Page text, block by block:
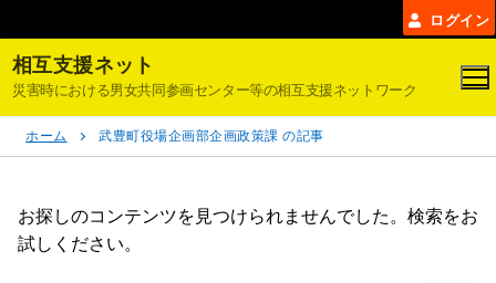
ン
テ
ン
ツ
へ
ログイン
相互支援ネット
災害時における男女共同参画センター等の相互支援ネットワーク
ホーム 武豊町役場企画部企画政策課 の記事
お探しのコンテンツを見つけられませんでした。検索をお
試しください。